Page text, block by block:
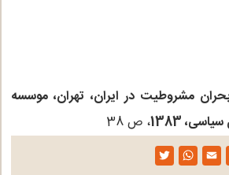
مشروطیت در ایران، تهران، موسسه
1383
، ص 38
T W
E